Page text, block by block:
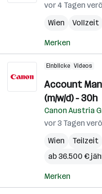
vor 4 Tagen
Wien
Vollzeit
Merken
Einblicke Videos
Account
(m/w/d) - 30h
Canon Austria
vor 3 Tagen
Wien
Teilzeit
ab 36.500 €
Merken